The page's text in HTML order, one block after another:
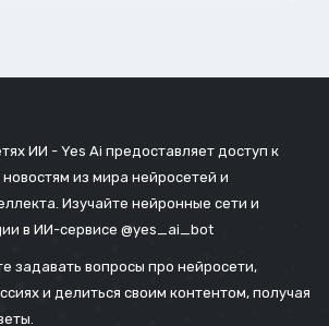
ИИ - Yes Ai предоставляет доступ к
из мира нейросетей и
Изучайте нейронные сети и
в ИИ-сервисе @yes_ai_bot
задавать вопросы про нейросети,
и делиться своим контентом, получая